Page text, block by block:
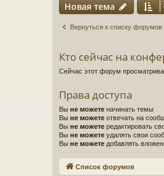
Новая тема
Вернуться к списку форумов
Кто сейчас на
Сейчас этот форум
Права доступа
Вы не можете начинать темы
Вы не можете отвечать на
Вы не можете редактировать
Вы не можете удалять свои
Вы не можете добавлять
Список форумов